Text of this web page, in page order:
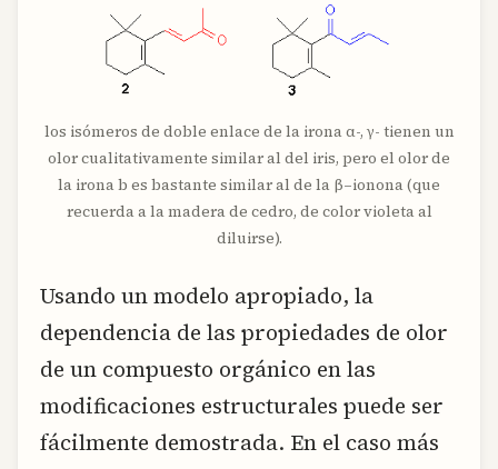
los isómeros de doble enlace de la irona α-, γ- tienen un
olor cualitativamente similar al del iris, pero el olor de
la irona b es bastante similar al de la β–ionona (que
recuerda a la madera de cedro, de color violeta al
diluirse).
Usando un modelo apropiado, la
dependencia de las propiedades de olor
de un compuesto orgánico en las
modificaciones estructurales puede ser
fácilmente demostrada. En el caso más